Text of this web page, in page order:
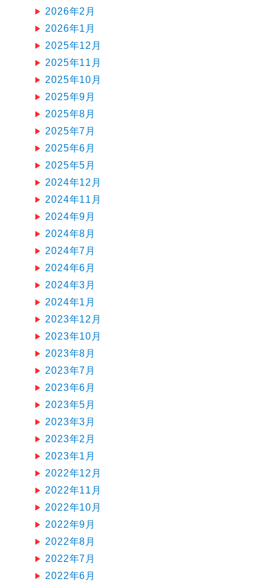
2026年2月
2026年1月
2025年12月
2025年11月
2025年10月
2025年9月
2025年8月
2025年7月
2025年6月
2025年5月
2024年12月
2024年11月
2024年9月
2024年8月
2024年7月
2024年6月
2024年3月
2024年1月
2023年12月
2023年10月
2023年8月
2023年7月
2023年6月
2023年5月
2023年3月
2023年2月
2023年1月
2022年12月
2022年11月
2022年10月
2022年9月
2022年8月
2022年7月
2022年6月